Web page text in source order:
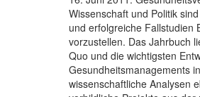
Wissenschaft und Politik
und erfolgreiche Fallstudien
vorzustellen. Das Jahrbuch
Quo und die wichtigsten
Gesundheitsmanagements
wissenschaftliche Analysen